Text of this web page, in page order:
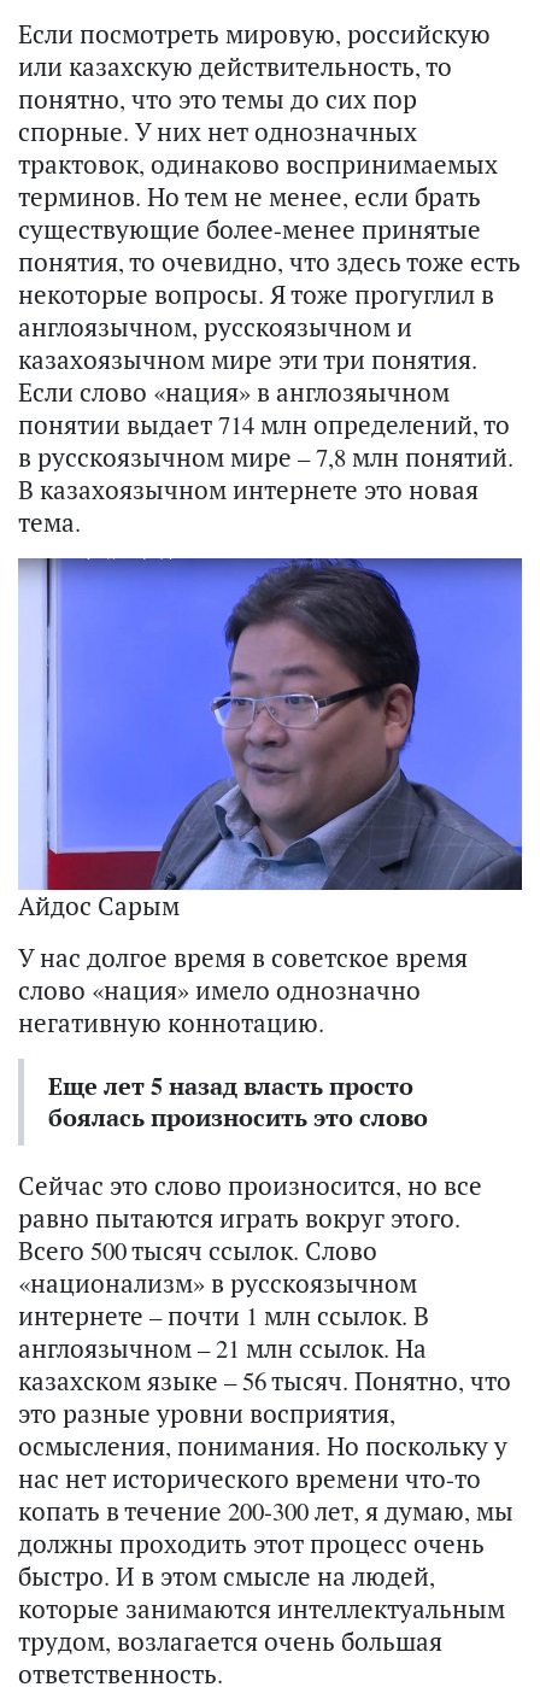
Если посмотреть мировую, российскую
или казахскую действительность, то
понятно, что это темы до сих пор
спорные. У них нет однозначных
трактовок, одинаково воспринимаемых
терминов. Но тем не менее, если брать
существующие более-менее принятые
понятия, то очевидно, что здесь тоже есть
некоторые вопросы. Я тоже прогуглил в
англоязычном, русскоязычном и
казахоязычном мире эти три понятия.
Если слово «нация» в англозяычном
понятии выдает 714 млн определений, то
в русскоязычном мире – 7,8 млн понятий.
В казахоязычном интернете это новая
тема.
Айдос Сарым
У нас долгое время в советское время
слово «нация» имело однозначно
негативную коннотацию.
Еще лет 5 назад власть просто
боялась произносить это слово
Сейчас это слово произносится, но все
равно пытаются играть вокруг этого.
Всего 500 тысяч ссылок. Слово
«национализм» в русскоязычном
интернете – почти 1 млн ссылок. В
англоязычном – 21 млн ссылок. На
казахском языке – 56 тысяч. Понятно, что
это разные уровни восприятия,
осмысления, понимания. Но поскольку у
нас нет исторического времени что-то
копать в течение 200-300 лет, я думаю, мы
должны проходить этот процесс очень
быстро. И в этом смысле на людей,
которые занимаются интеллектуальным
трудом, возлагается очень большая
ответственность.